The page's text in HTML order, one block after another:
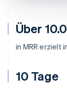
Über
in MRR erzielt
10 Tage